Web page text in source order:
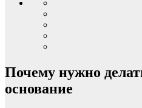
Почему нужно
основание